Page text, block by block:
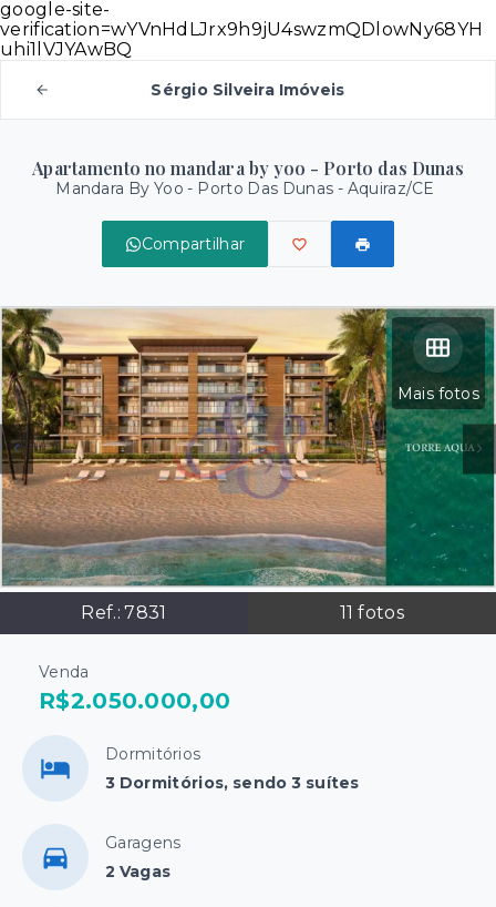
google-site-
verification=wYVnHdLJrx9h9jU4swzmQDlowNy68YH
uhi1lVJYAwBQ
Sérgio Silveira Imóveis
Apartamento no mandara by yoo - Porto das Dunas
Mandara By Yoo - Porto Das Dunas - Aquiraz/CE
Compartilhar
Mais fotos
Ref.:7831 11 fotos
Venda
R$2.050.000,00
Dormitórios
3 Dormitórios, sendo 3 suítes
Garagens
2 Vagas